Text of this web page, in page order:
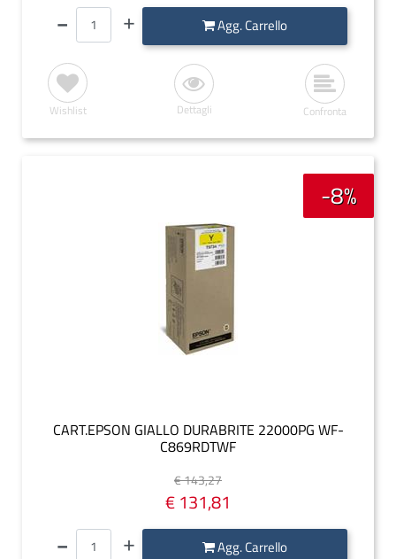
QuantitàAgg. Carrello
Wishlist Dettagli Confronta
-8%
CART.EPSON GIALLO DURABRITE 22000PG WF-
C869RDTWF
€ 143,27
€ 131,81
QuantitàAgg. Carrello